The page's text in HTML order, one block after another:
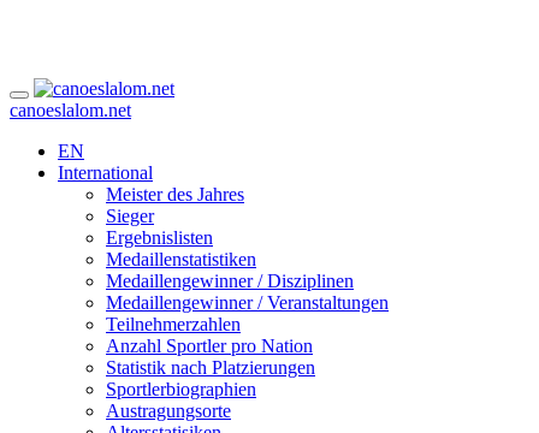
canoeslalom.net
EN
International
Meister des Jahres
Sieger
Ergebnislisten
Medaillenstatistiken
Medaillengewinner / Disziplinen
Medaillengewinner / Veranstaltungen
Teilnehmerzahlen
Anzahl Sportler pro Nation
Statistik nach Platzierungen
Sportlerbiographien
Austragungsorte